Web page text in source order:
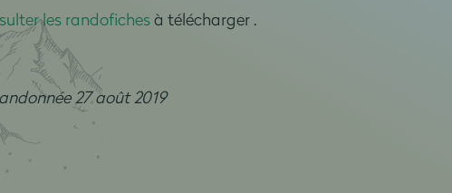
les randofichesà télécharger .
27 août 2019